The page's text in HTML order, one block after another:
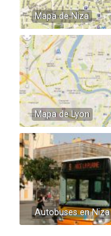
Mapa de Niza
Mapa de Lyon
Autobuses en Niza